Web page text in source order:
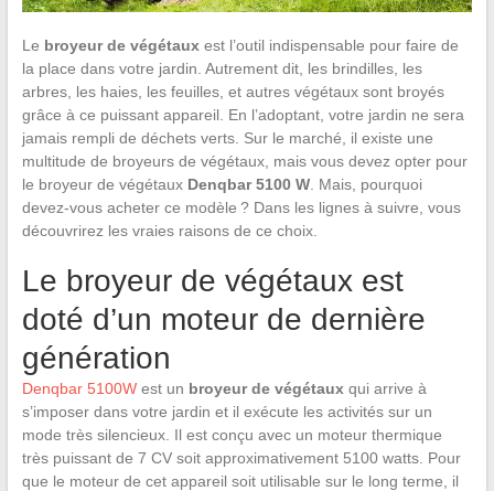
Le broyeur de végétauxest l’outil indispensable pour faire de
la place dans votre jardin. Autrement dit, les brindilles, les
arbres, les haies, les feuilles, et autres végétaux sont broyés
grâce à ce puissant appareil. En l’adoptant, votre jardin ne sera
jamais rempli de déchets verts. Sur le marché, il existe une
multitude de broyeurs de végétaux, mais vous devez opter pour
le broyeur de végétaux Denqbar 5100 W. Mais, pourquoi
devez-vous acheter ce modèle ? Dans les lignes à suivre, vous
découvrirez les vraies raisons de ce choix.
Le broyeur de végétaux est
doté d’un moteur de dernière
génération
Denqbar 5100West un broyeur de végétauxqui arrive à
s’imposer dans votre jardin et il exécute les activités sur un
mode très silencieux. Il est conçu avec un moteur thermique
très puissant de 7 CV soit approximativement 5100 watts. Pour
que le moteur de cet appareil soit utilisable sur le long terme, il